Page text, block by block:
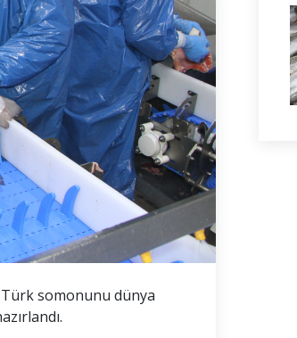
somonunu dünya